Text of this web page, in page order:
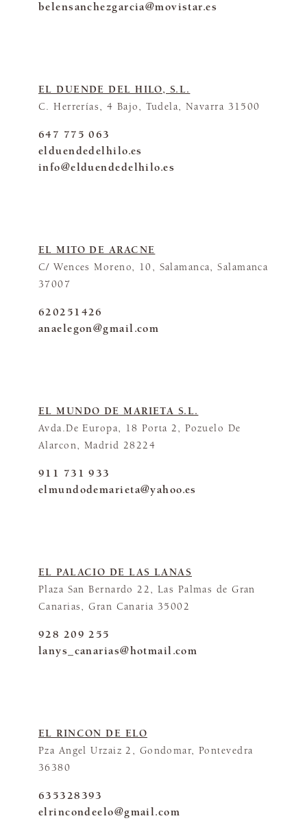
belensanchezgarcia@movistar.es
EL DUENDE DEL HILO, S.L.
C. Herrerías, 4 Bajo, Tudela, Navarra 31500
647 775 063
elduendedelhilo.es
info@elduendedelhilo.es
EL MITO DE ARACNE
C/ Wences Moreno, 10, Salamanca, Salamanca
37007
620251426
anaelegon@gmail.com
EL MUNDO DE MARIETA S.L.
Avda.De Europa, 18 Porta 2, Pozuelo De
Alarcon, Madrid 28224
911 731 933
elmundodemarieta@yahoo.es
EL PALACIO DE LAS LANAS
Plaza San Bernardo 22, Las Palmas de Gran
Canarias, Gran Canaria 35002
928 209 255
lanys_canarias@hotmail.com
EL RINCON DE ELO
Pza Angel Urzaiz 2, Gondomar, Pontevedra
36380
635328393
elrincondeelo@gmail.com